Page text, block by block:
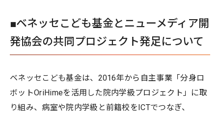
■ベネッセこども基金とニューメディア開
発協会の共同プロジェクト発足について
ベネッセこども基金は、2016年から自主事業「分身ロ
ボットOriHimeを活用した院内学級プロジェクト」に取
り組み、病室や院内学級と前籍校をICTでつなぎ、